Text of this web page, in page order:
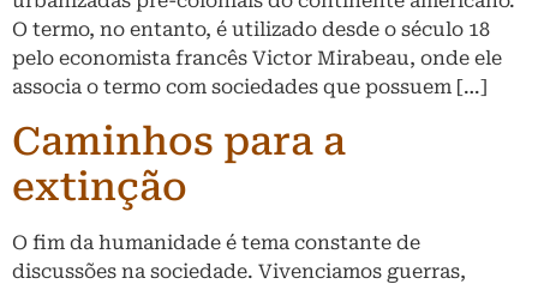
O termo, no entanto, é utilizado desde o século 18
pelo economista francês Victor Mirabeau, onde ele
associa o termo com sociedades que possuem […]
Caminhos para a
extinção
O fim da humanidade é tema constante de
discussões na sociedade. Vivenciamos guerras,